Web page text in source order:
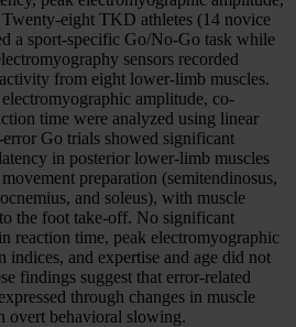
eight TKD athletes (14 novice
a sport-specific Go/No-Go task while
sensors recorded
from eight lower-limb muscles.
amplitude, co-
time were analyzed using linear
Go trials showed significant
in posterior lower-limb muscles
preparation (semitendinosus,
and soleus), with muscle
the foot take-off. No significant
reaction time, peak electromyographic
indices, and expertise and age did not
findings suggest that error-related
through changes in muscle
overt behavioral slowing.